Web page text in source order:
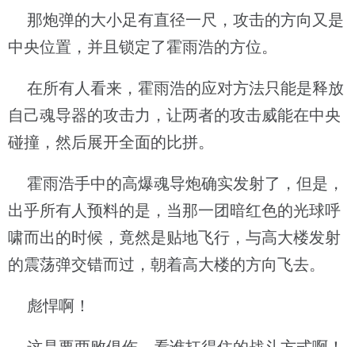
那炮弹的大小足有直径一尺，攻击的方向又是
中央位置，并且锁定了霍雨浩的方位。
在所有人看来，霍雨浩的应对方法只能是释放
自己魂导器的攻击力，让两者的攻击威能在中央
碰撞，然后展开全面的比拼。
霍雨浩手中的高爆魂导炮确实发射了，但是，
出乎所有人预料的是，当那一团暗红色的光球呼
啸而出的时候，竟然是贴地飞行，与高大楼发射
的震荡弹交错而过，朝着高大楼的方向飞去。
彪悍啊！